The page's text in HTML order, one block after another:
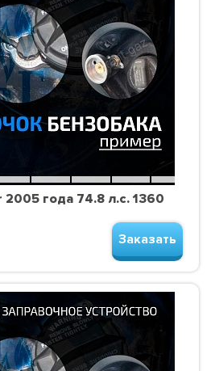
года 74.8 л.с. 1360
Заказать